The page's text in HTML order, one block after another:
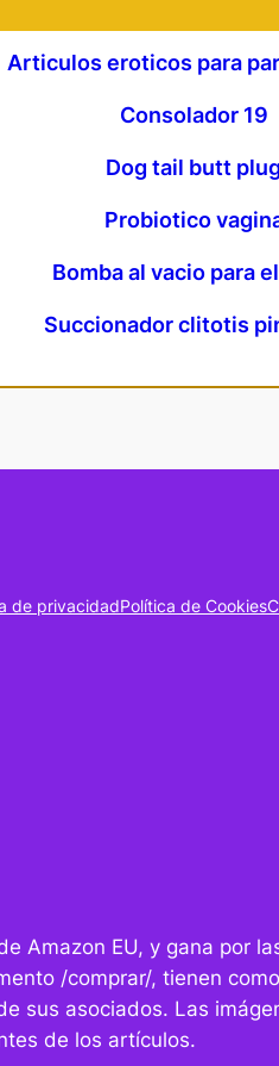
Articulos eroticos para
Consolador 19
Dog tail butt plug
Probiotico
Bomba al vacio para
Succionador clitotis
de privacidadPolítica de Cookies
Amazon EU, y gana por
/comprar/, tienen
sus asociados. Las
de los artículos.